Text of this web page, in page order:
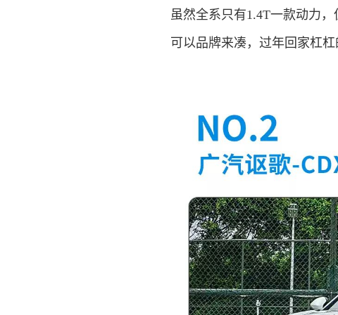
虽然全系只有1.4T一款动力
可以品牌来凑，过年回家杠杠